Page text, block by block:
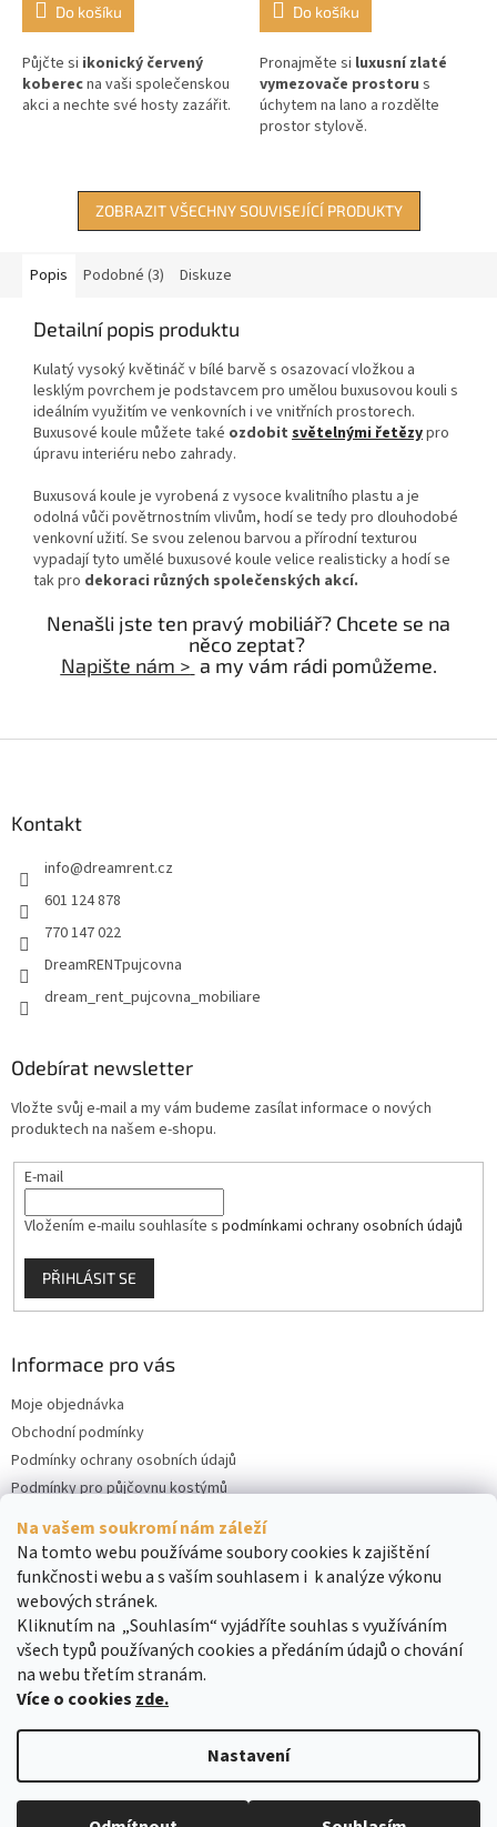
Na vašem soukromí nám záleží
Na tomto webu používáme soubory cookies k zajištění
funkčnosti webu a s vaším souhlasem i k analýze výkonu
webových stránek.
Kliknutím na „Souhlasím“ vyjádříte souhlas s využíváním
všech typů používaných cookies a předáním údajů o chování
na webu třetím stranám.
Více o cookies zde.
Nastavení
Do košíku
Půjčte si ikonický červený
koberecna vaši společenskou
akci a nechte své hosty zazářit.
Do košíku
Pronajměte si luxusní zlaté
vymezovače prostoru s
úchytem na lano a rozdělte
prostor stylově.
ZOBRAZIT VŠECHNY SOUVISEJÍCÍ PRODUKTY
Popis Podobné (3) Diskuze
Detailní popis produktu
Kulatý vysoký květináč v bílé barvě s osazovací vložkou a
lesklým povrchem je podstavcem pro umělou buxusovou kouli s
ideálním využitím ve venkovních i ve vnitřních prostorech.
Buxusové koule můžete také ozdobit světelnými řetězypro
úpravu interiéru nebo zahrady.
Buxusová koule je vyrobená z vysoce kvalitního plastu a je
odolná vůči povětrnostním vlivům, hodí se tedy pro dlouhodobé
venkovní užití. Se svou zelenou barvou a přírodní texturou
vypadají tyto umělé buxusové koule velice realisticky a hodí se
tak pro dekoraci různých společenských akcí.
Nenašli jste ten pravý mobiliář? Chcete se na
něco zeptat?
Napište nám > a my vám rádi pomůžeme.
Kontakt
info@dreamrent.cz
601 124 878
770 147 022
DreamRENTpujcovna
dream_rent_pujcovna_mobiliare
Odebírat newsletter
Vložte svůj e-mail a my vám budeme zasílat informace o nových
produktech na našem e-shopu.
E-mail
Vložením e-mailu souhlasíte s podmínkami ochrany osobních údajů
PŘIHLÁSIT SE
Informace pro vás
Moje objednávka
Obchodní podmínky
Podmínky ochrany osobních údajů
Podmínky pro půjčovnu kostýmů
Kontakty
Cookies
Copyright 2026DreamRENT. Všechna práva vyhrazena.Upravit